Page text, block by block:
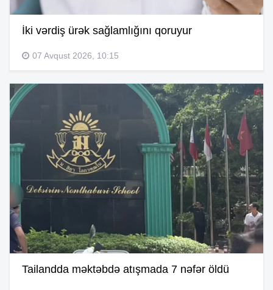
İki vərdiş ürək sağlamlığını qoruyur
07 Avqust 2026, 10:15
Tailandda məktəbdə atışmada 7 nəfər öldü